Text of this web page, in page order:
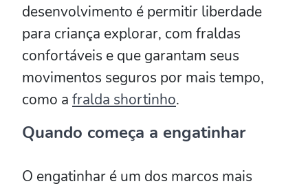
desenvolvimento é permitir liberdade
para criança explorar, com fraldas
confortáveis e que garantam seus
movimentos seguros por mais tempo,
como a fralda shortinho.
Quando começa a engatinhar
O engatinhar é um dos marcos mais